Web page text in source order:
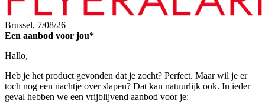
Brussel, 7/08/26
Een aanbod voor jou*
Hallo,
Heb je het product gevonden dat je zocht? Perfect. Maar wil je er
toch nog een nachtje over slapen? Dat kan natuurlijk ook. In ieder
geval hebben we een vrijblijvend aanbod voor je: